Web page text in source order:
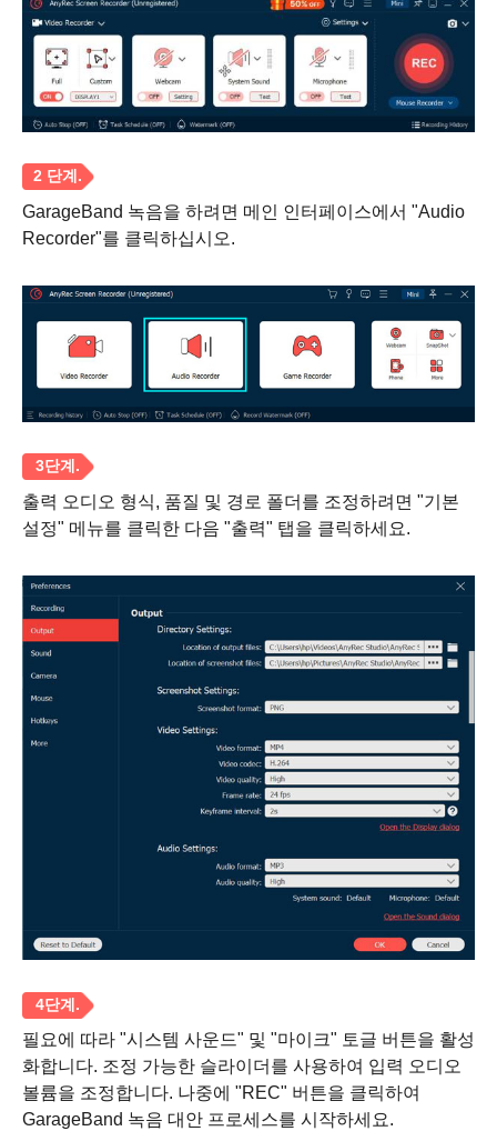
GarageBand 녹음을 하려면 메인 인터페이스에서 "Audio
Recorder"를 클릭하십시오.
출력 오디오 형식, 품질 및 경로 폴더를 조정하려면 "기본
설정" 메뉴를 클릭한 다음 "출력" 탭을 클릭하세요.
필요에 따라 "시스템 사운드" 및 "마이크" 토글 버튼을 활성
화합니다. 조정 가능한 슬라이더를 사용하여 입력 오디오
볼륨을 조정합니다. 나중에 "REC" 버튼을 클릭하여
GarageBand 녹음 대안 프로세스를 시작하세요.